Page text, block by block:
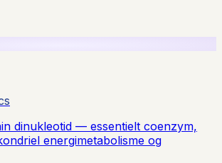
dinukleotid — essentielt coenzym,
energimetabolisme og